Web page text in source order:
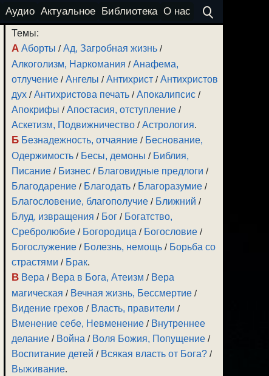
Аудио Актуальное Библиотека О нас
Темы:
А Аборты /Ад, Загробная жизнь /
Алкоголизм, Наркомания /Анафема,
отлучение /Ангелы /Антихрист /Антихристов
дух /Антихристова печать /Апокалипсис /
Апокрифы /Апостасия, отступление /
Аскетизм, Подвижничество /Астрология.
Б Безнадежность, отчаяние / Беснование,
Одержимость / Бесы, демоны / Библия,
Писание / Бизнес / Благовидные предлоги /
Благодарение / Благодать / Благоразумие /
Благословение, благополучие / Ближний /
Блуд, извращения / Бог / Богатство,
Сребролюбие / Богородица / Богословие /
Богослужение / Болезнь, немощь / Борьба со
страстями / Брак.
В Вера / Вера в Бога, Атеизм / Вера
магическая / Вечная жизнь, Бессмертие /
Видение грехов / Власть, правители /
Вменение себе, Невменение / Внутреннее
делание / Война / Воля Божия, Попущение /
Воспитание детей / Всякая власть от Бога? /
Выживание.